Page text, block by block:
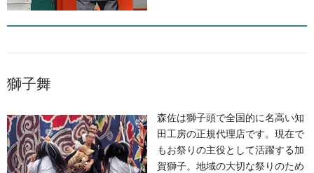
2026年5月
2025年5月
2024年11月
獅子舞
森佐は獅子頭で全国的に名高い知
田工房の正規代理店です。現在で
もお祭りの主役として活躍する加
賀獅子。地域の大切な祭りのため